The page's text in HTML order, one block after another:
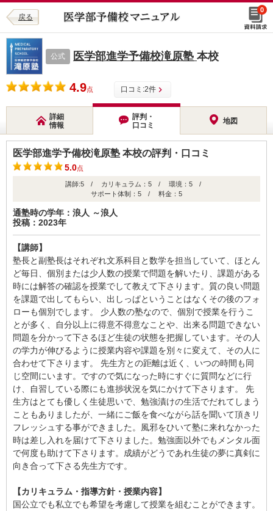
戻る
0
公式 医学部進学予備校滝原塾 本校
4.9点 口コミ:2件
詳細
情報
評判・
口コミ
地図
医学部進学予備校滝原塾 本校の評判・口コミ
5.0点
講師:5 / カリキュラム：5 / 環境：5 /
サポート体制：5 / 料金：5
通塾時の学年：浪人 ～浪人
投稿：2023年
【講師】
塾長と副塾長はそれぞれ文系科目と数学を担当していて、ほとん
ど毎日、個別または少人数の授業で問題を解いたり、課題がある
時には解答の確認を授業でして教えて下さります。質の良い問題
を課題で出してもらい、出しっぱということはなくその後のフォ
ローも個別でします。 少人数の塾なので、個別で授業を行うこ
とが多く、自分以上に得意不得意なことや、出来る問題できない
問題を分かって下さるほど生徒の状態を把握しています。その人
の学力が伸びるように授業内容や課題を別々に変えて、その人に
合わせて下さります。 先生方との距離は近く、いつの時間も同
じ空間にいます。ですので気になった時にすぐに質問などに行
け、自習している際にも進捗状況を気にかけて下さります。 先
生方はとても優しく生徒思いで、勉強漬けの生活でだれてしまう
こともありましたが、一緒にご飯を食べながら話を聞いて頂きリ
フレッシュする事ができました。風邪をひいて塾に来れなかった
時は差し入れを届けて下さりました。勉強面以外でもメンタル面
で何度も助けて下さります。成績がどうであれ生徒の夢に真剣に
向き合って下さる先生方です。
【カリキュラム・指導方針・授業内容】
国公立でも私立でも希望を考慮して授業を組むことができます。